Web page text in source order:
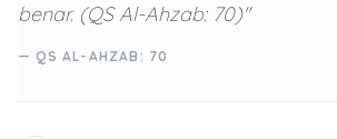
benar. (QS Al-Ahzab: 70)"
— QS AL-AHZAB: 70